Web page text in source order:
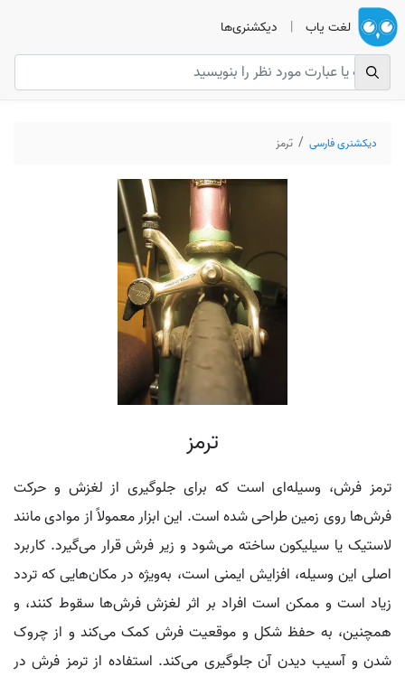
لغت یاب | دیکشنری‌ها
دیکشنری فارسی ترمز
ترمز
ترمز فرش، وسیله‌ای است که برای جلوگیری از لغزش و حرکت
فرش‌ها روی زمین طراحی شده است. این ابزار معمولاً از موادی مانند
لاستیک یا سیلیکون ساخته می‌شود و زیر فرش قرار می‌گیرد. کاربرد
اصلی این وسیله، افزایش ایمنی است، به‌ویژه در مکان‌هایی که تردد
زیاد است و ممکن است افراد بر اثر لغزش فرش‌ها سقوط کنند، و
همچنین، به حفظ شکل و موقعیت فرش کمک می‌کند و از چروک
شدن و آسیب دیدن آن جلوگیری می‌کند. استفاده از ترمز فرش در